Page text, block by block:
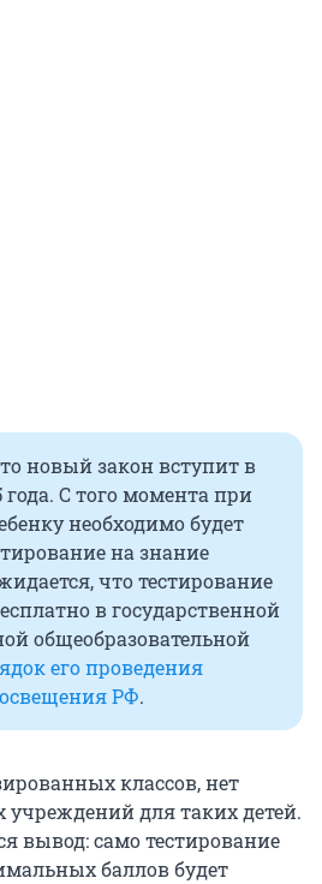
новый закон вступит в
года. С того момента при
необходимо будет
на знание
что тестирование
в государственной
общеобразовательной
его проведения
РФ.
классов, нет
для таких детей.
вывод: само тестирование
баллов будет